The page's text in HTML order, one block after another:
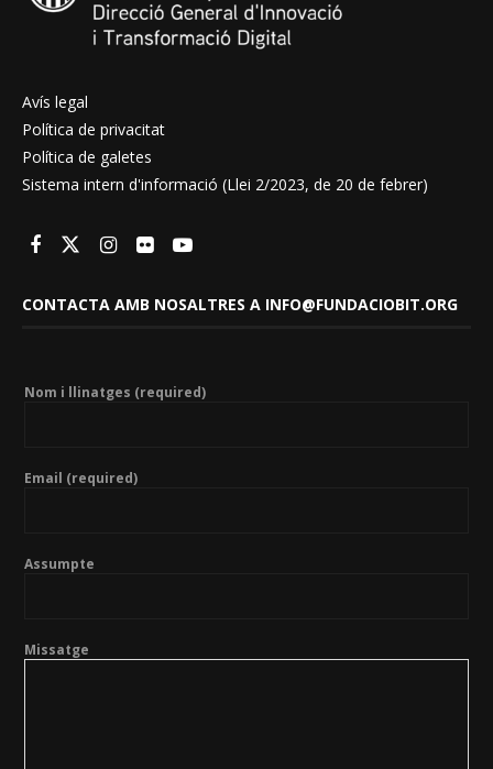
Avís legal
Política de privacitat
Política de galetes
Sistema intern d'informació (Llei 2/2023, de 20 de febrer)
CONTACTA AMB NOSALTRES A INFO@FUNDACIOBIT.ORG
Nom i llinatges (required)
Email (required)
Assumpte
Missatge